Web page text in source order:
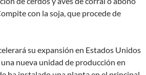
con la soja, que procede de
su expansión en Estados Unidos
nueva unidad de producción en